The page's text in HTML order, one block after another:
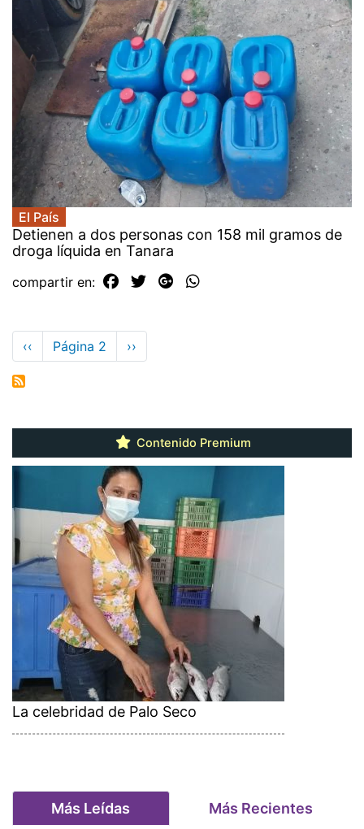
El País
Detienen a dos personas con 158 mil gramos de
droga líquida en Tanara
compartir en:
Paginación
Página
anterior
‹‹ Página 2
Siguiente
página
››
Contenido Premium
La celebridad de Palo Seco
Más Leídas Más Recientes